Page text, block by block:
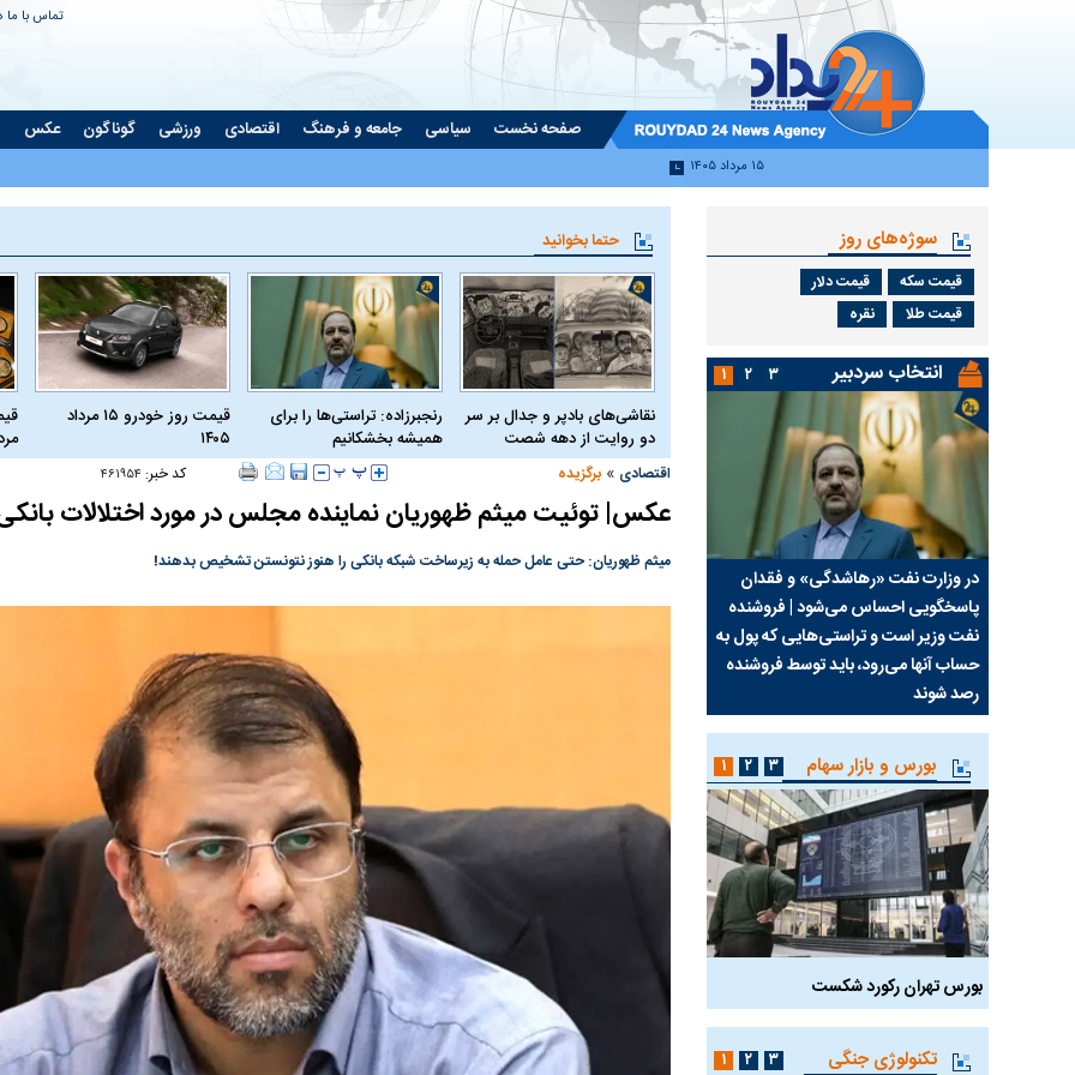
تماس با ما
صفحه نخست سیاسی جامعه و فرهنگ اقتصادی ورزشی گوناگون عکس
۱۵ مرداد ۱۴۰۵
حتما بخوانید
نقاشی‌های بادپر و جدال بر سر
دو روایت از دهه شصت
رنجبرزاده: تراستی‌ها را برای
همیشه بخشکانیم
قیمت روز خودرو ۱۵ مرداد
۱۴۰۵
اقتصادی » برگزیده کد خبر: ۴۶۱۹۵۴
عکس| توئیت میثم ظهوریان نماینده مجلس در مورد اختلالات
میثم ظهوریان: حتی عامل حمله به زیرساخت شبکه بانکی را هنوز نتونستن تشخیص بدهند!
سوژه‌های روز
قیمت سکه
قیمت دلار
قیمت طلا
نقره
انتخاب سردبیر
در وزارت نفت «رهاشدگی» و فقدان
پاسخگویی احساس می‌شود | فروشنده
نفت وزیر است و تراستی‌هایی که پول به
حساب آنها می‌رود، باید توسط فروشنده
رصد شوند
چرا رویای آمریکایی سرنگونی رژیم و
نابودی محور مقاومت تعبیر نشد؟ | پشت
مطالعه رفتار هیستریک صدا و سیما علیه
کمپین نه به اعدام
پاسخگویی
۱ ۲ ۳
بورس و بازار سهام
بورس تهران رکورد شکست سیگنال مثبت دیپلماسی به بورس پرواز ۱۰۰ هزار واحدی شاخص کل بورس بورس تهران
۱ ۲ ۳
تکنولوژی جنگی ۱ ۲ ۳